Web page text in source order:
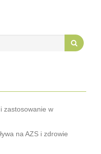
zastosowanie w
na AZS i zdrowie